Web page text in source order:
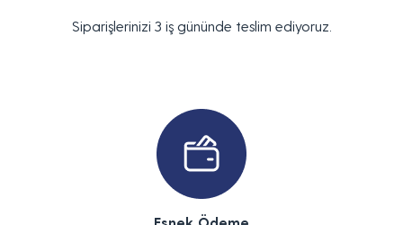
Siparişlerinizi 3 iş gününde teslim ediyoruz.